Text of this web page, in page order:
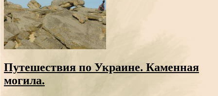
Путешествия по Украине. Каменная
могила.